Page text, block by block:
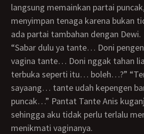
langsung memainkan partai
menyimpan tenaga karena bukan
ada partai tambahan dengan Dewi.
“Sabar dulu ya tante… Doni pengen banget jilat
vagina tante… Doni nggak tahan
terbuka seperti itu… boleh…?”
sayaang… tante udah kepengen
puncak…” Pantat Tante Anis
sehingga aku tidak perlu terlalu
menikmati vaginanya.